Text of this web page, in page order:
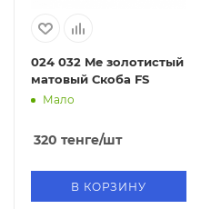
024 032 Me золотистый
матовый Скоба FS
Мало
320 тенге/шт
В КОРЗИНУ